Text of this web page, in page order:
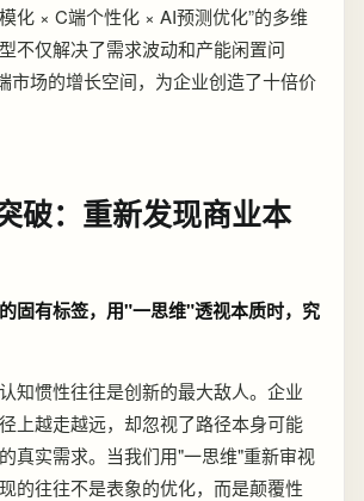
化 × C端个性化 × AI预测优化”的多维
不仅解决了需求波动和产能闲置问
市场的增长空间，为企业创造了十倍价
破：重新发现商业本
固有标签，用"一思维"透视本质时，究
知惯性往往是创新的最大敌人。企业
上越走越远，却忽视了路径本身可能
真实需求。当我们用"一思维"重新审视
的往往不是表象的优化，而是颠覆性